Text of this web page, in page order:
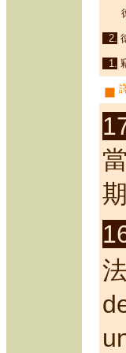
德
2.
1.